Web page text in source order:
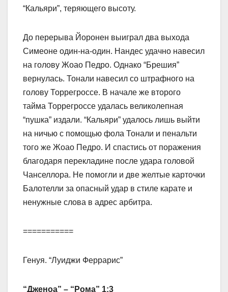
“Кальяри”, теряющего высоту.
До перерыва Йоронен выиграл два выхода
Симеоне один-на-один. Нандес удачно навесил
на голову Жоао Педро. Однако “Брешия”
вернулась. Тонали навесил со штрафного на
голову Торрегроссе. В начале же второго
тайма Торрегроссе удалась великолепная
“пушка” издали. “Кальяри” удалось лишь выйти
на ничью с помощью фола Тонали и пенальти
того же Жоао Педро. И спастись от поражения
благодаря перекладине после удара головой
Чанселлора. Не помогли и две желтые карточки
Балотелли за опасный удар в стиле карате и
ненужные слова в адрес арбитра.
===========
Генуя. “Луиджи Феррарис”
“Дженоа” – “Рома” 1:3